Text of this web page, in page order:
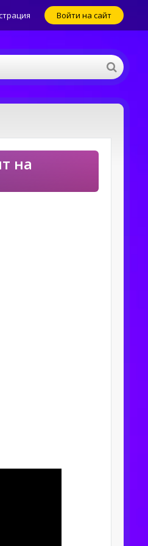
Войти на сайт
на